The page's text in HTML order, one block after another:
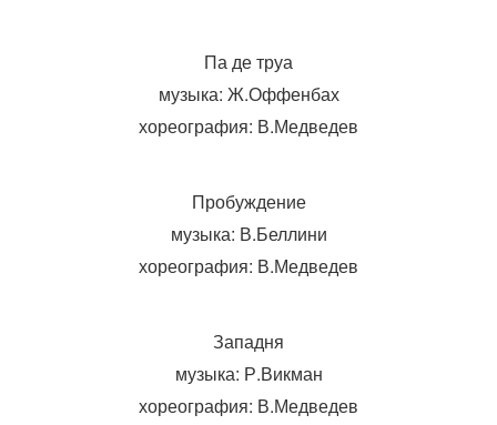
Па де труа
музыка: Ж.Оффенбах
хореография: В.Медведев
Пробуждение
музыка: В.Беллини
хореография: В.Медведев
Западня
музыка: Р.Викман
хореография: В.Медведев